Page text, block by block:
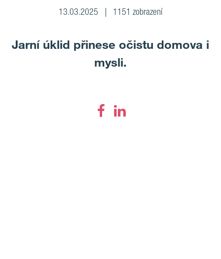
13.03.2025 1151 zobrazení
Jarní úklid přinese očistu domova i
mysli.